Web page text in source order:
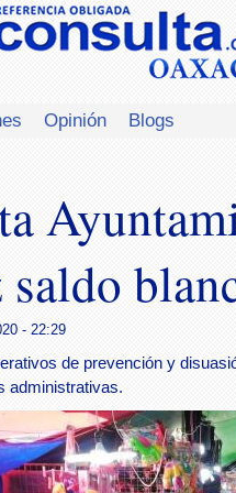
Opinión Blogs
saldo
- 22:29
de prevención y
administrativas.